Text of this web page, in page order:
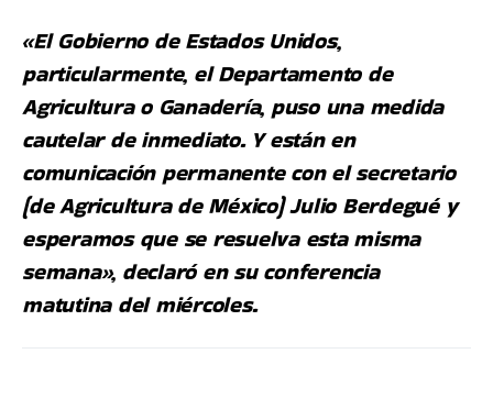
«El Gobierno de Estados Unidos,
particularmente, el Departamento de
Agricultura o Ganadería, puso una medida
cautelar de inmediato. Y están en
comunicación permanente con el secretario
(de Agricultura de México) Julio Berdegué y
esperamos que se resuelva esta misma
semana», declaró en su conferencia
matutina del miércoles.